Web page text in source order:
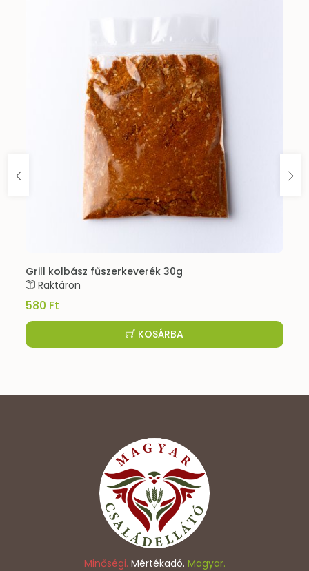
Grill kolbász fűszerkeverék 30g
Raktáron
580 Ft
KOSÁRBA
Minőségi. Mértékadó. Magyar.